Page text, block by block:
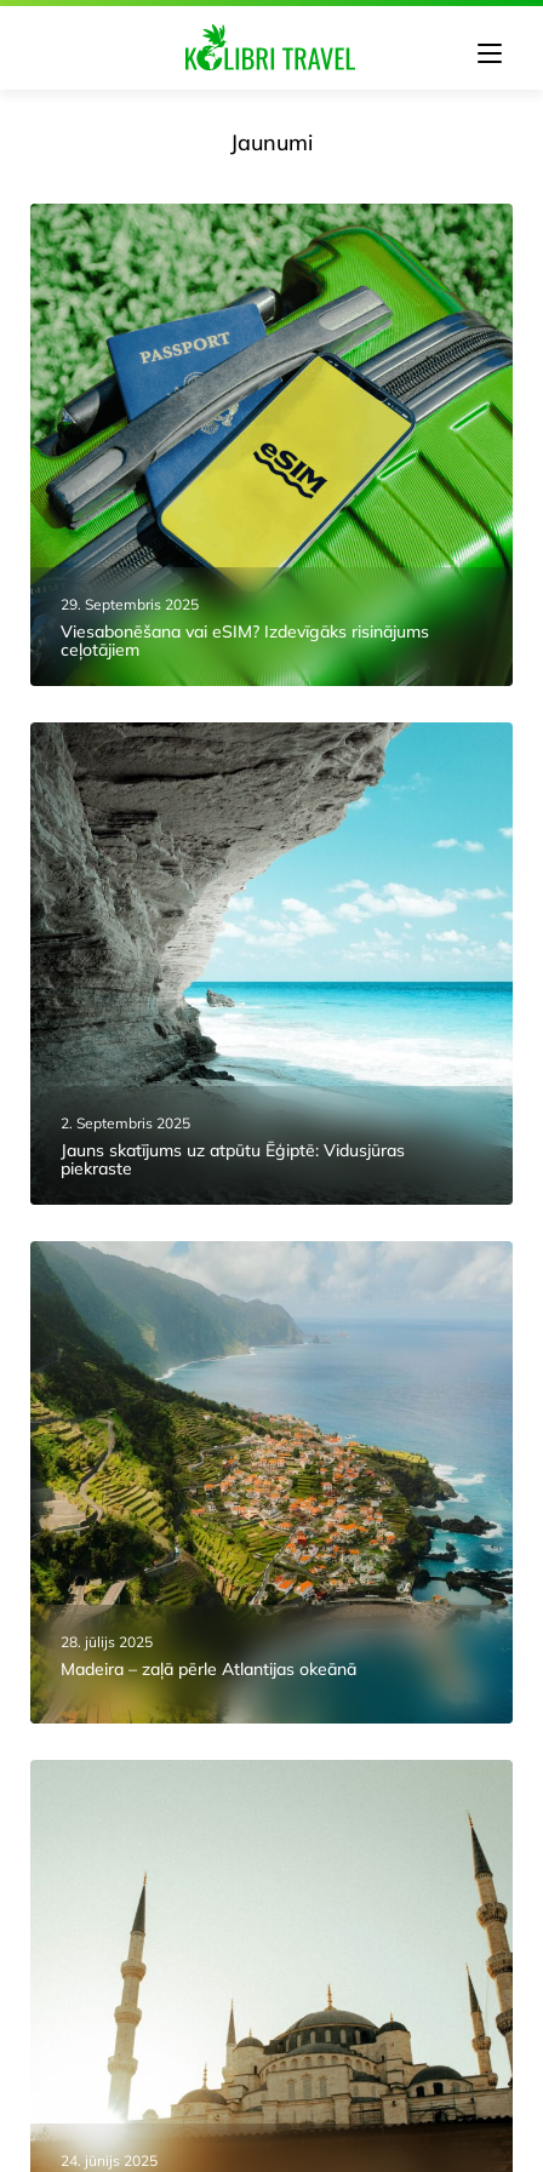
Jaunumi
29. Septembris 2025
Viesabonēšana vai eSIM? Izdevīgāks risinājums
ceļotājiem
2. Septembris 2025
Jauns skatījums uz atpūtu Ēģiptē: Vidusjūras
piekraste
28. jūlijs 2025
Madeira – zaļā pērle Atlantijas okeānā
24. jūnijs 2025